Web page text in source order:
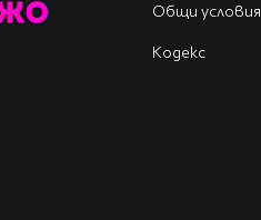
Общи условия
Кодекс